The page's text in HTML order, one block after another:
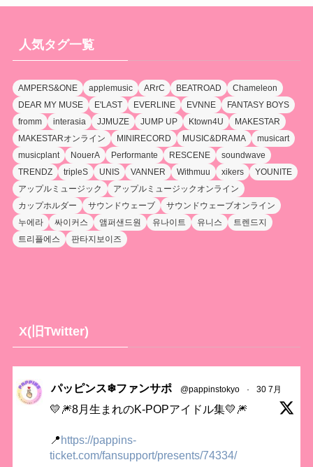
人気タグ一覧
AMPERS&ONE applemusic ARrC BEATROAD
Chameleon
DEAR MY MUSE
E'LAST EVERLINE EVNNE
FANTASY BOYS
fromm
interasia JJMUZE JUMP UP Ktown4U
MAKESTAR
MAKESTARオンライン
MINIRECORD MUSIC&DRAMA
musicart
musicplant
NouerA Performante RESCENE
soundwave
TRENDZ
tripleS UNIS VANNER Withmuu xikers
YOUNITE
アップルミュージック
アップルミュージックオンライン
カップホルダー
サウンドウェーブ
サウンドウェーブオンライン
누에라
싸이커스 앰퍼샌드원 유나이트 유니스
트렌드지
트리플에스
판타지보이즈
X(旧Twitter)
パッピンス❄ファンサポ @pappinstokyo · 30 7月
💛🎆8月生まれのK-POPアイドル集💛🎆
📍https://pappins-
ticket.com/fansupport/presents/74334/